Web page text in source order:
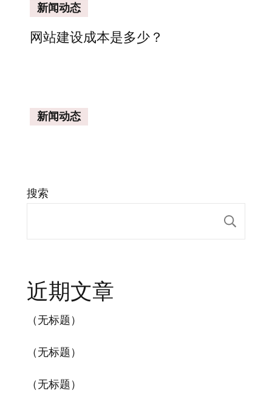
新闻动态
网站建设成本是多少？
新闻动态
搜索
近期文章
（无标题）
（无标题）
（无标题）